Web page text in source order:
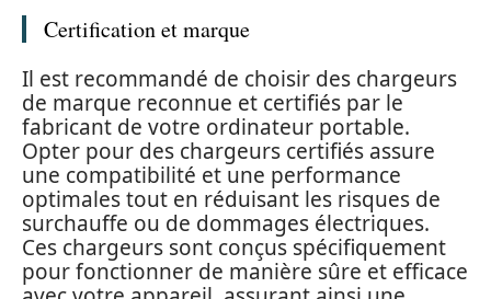
Certification et marque
Il est recommandé de choisir des chargeurs
de marque reconnue et certifiés par le
fabricant de votre ordinateur portable.
Opter pour des chargeurs certifiés assure
une compatibilité et une performance
optimales tout en réduisant les risques de
surchauffe ou de dommages électriques.
Ces chargeurs sont conçus spécifiquement
pour fonctionner de manière sûre et efficace